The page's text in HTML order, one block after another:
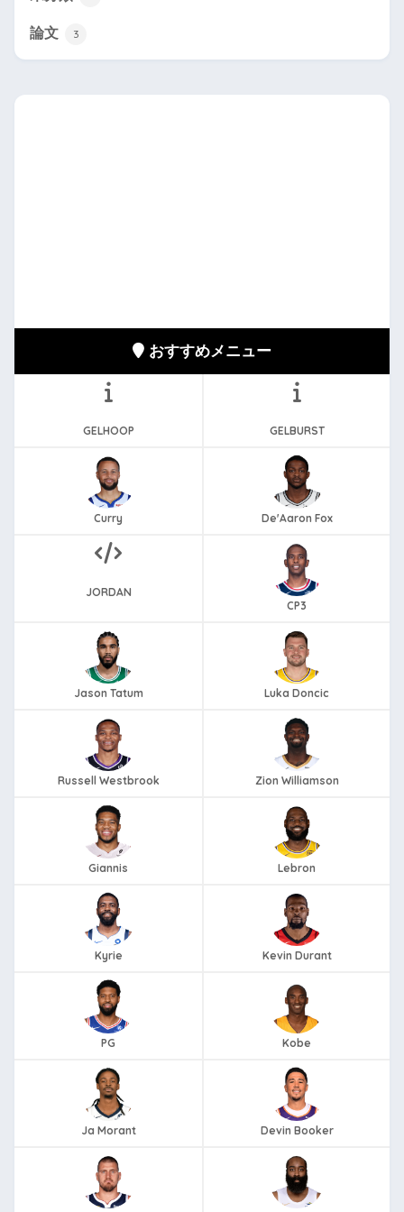
論文 3
おすすめメニュー
GELHOOP GELBURST
Curry De'Aaron Fox
JORDAN
CP3
Jason Tatum Luka Doncic
Russell Westbrook Zion Williamson
Giannis Lebron
Kyrie Kevin Durant
PG Kobe
Ja Morant Devin Booker